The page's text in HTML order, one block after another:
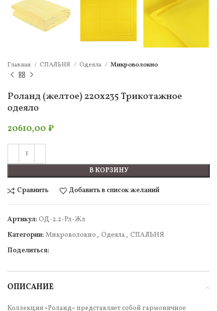
Главная СПАЛЬНЯ Одеяла Микроволокно
Роланд (желтое) 220х235 Трикотажное
одеяло
20610,00 ₽
В КОРЗИНУ
Сравнить Добавить в список желаний
Артикул: ОД-2.2-Рл-Жл
Категории: Микроволокно , Одеяла , СПАЛЬНЯ
Поделиться:
ОПИСАНИЕ
Коллекция «Роланд» представляет собой гармоничное